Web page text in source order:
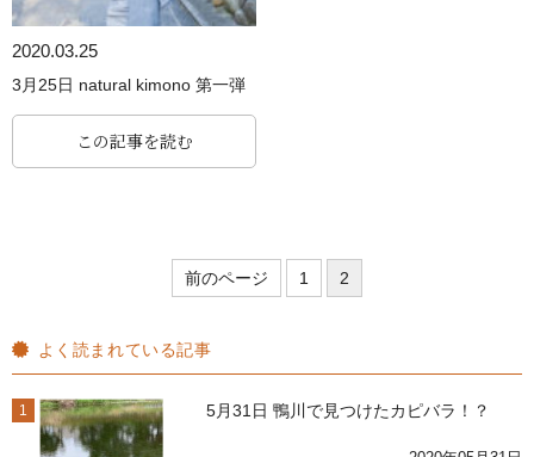
2020.03.25
3月25日 natural kimono 第一弾
この記事を読む
前のページ 1 2
よく読まれている記事
1 5月31日 鴨川で見つけたカピバラ！？